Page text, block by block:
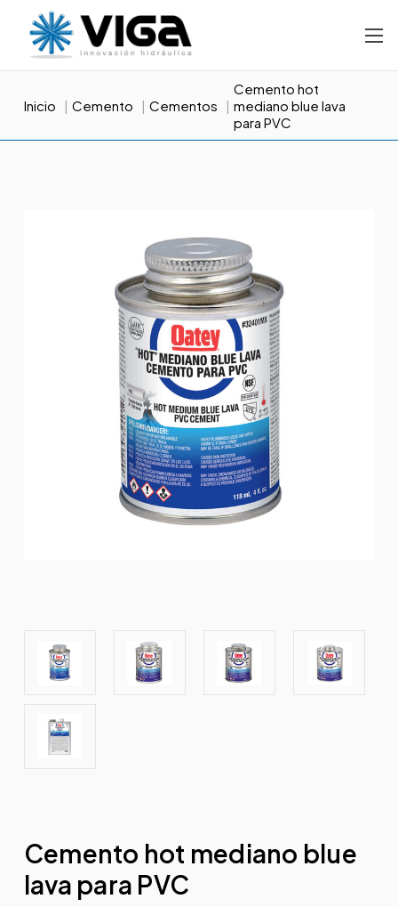
Inicio Cemento Cementos
Cemento hot
mediano blue lava
para PVC
Cemento hot mediano blue
lava para PVC